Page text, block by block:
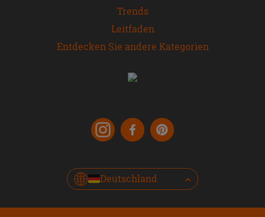
Trends
Leitfaden
Entdecken Sie andere Kategorien
Deutschland